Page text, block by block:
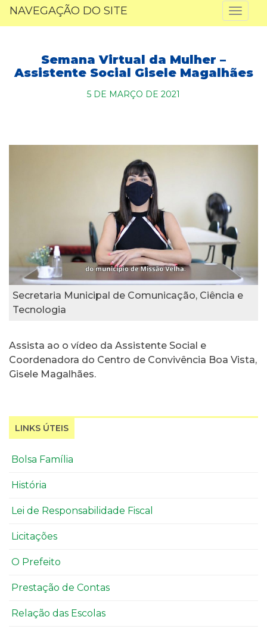
NAVEGAÇÃO DO SITE
Semana Virtual da Mulher –
Assistente Social Gisele Magalhães
5 DE MARÇO DE 2021
Secretaria Municipal de Comunicação, Ciência e
Tecnologia
Assista ao o vídeo da Assistente Social e
Coordenadora do Centro de Convivência Boa Vista,
Gisele Magalhães.
LINKS ÚTEIS
Bolsa Família
História
Lei de Responsabilidade Fiscal
Licitações
O Prefeito
Prestação de Contas
Relação das Escolas